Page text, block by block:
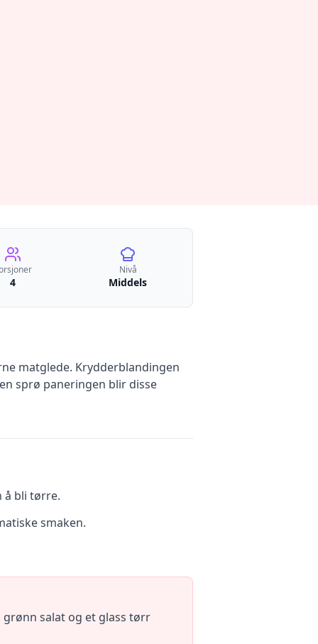
4
Nivå
Middels
matglede. Krydderblandingen
sprø paneringen blir disse
å bli tørre.
smaken.
salat og et glass tørr